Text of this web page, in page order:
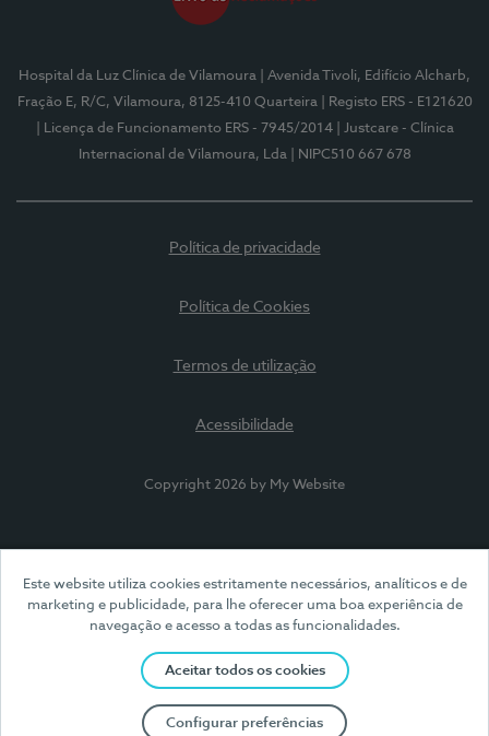
Este website utiliza cookies estritamente necessários, analíticos e de
marketing e publicidade, para lhe oferecer uma boa experiência de
navegação e acesso a todas as funcionalidades.
Aceitar todos os cookies
Configurar preferências
Hospital da Luz Clínica de Vilamoura
| Avenida Tivoli, Edifício Alcharb,
Fração E, R/C, Vilamoura, 8125-410 Quarteira
| Registo ERS - E121620
| Licença de Funcionamento ERS - 7945/2014
| Justcare - Clínica
Internacional de Vilamoura, Lda
| NIPC510 667 678
Política de privacidade
Política de Cookies
Termos de utilização
Acessibilidade
Copyright 2026 by My Website